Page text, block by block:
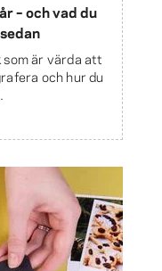
– och vad du
är värda att
och hur du